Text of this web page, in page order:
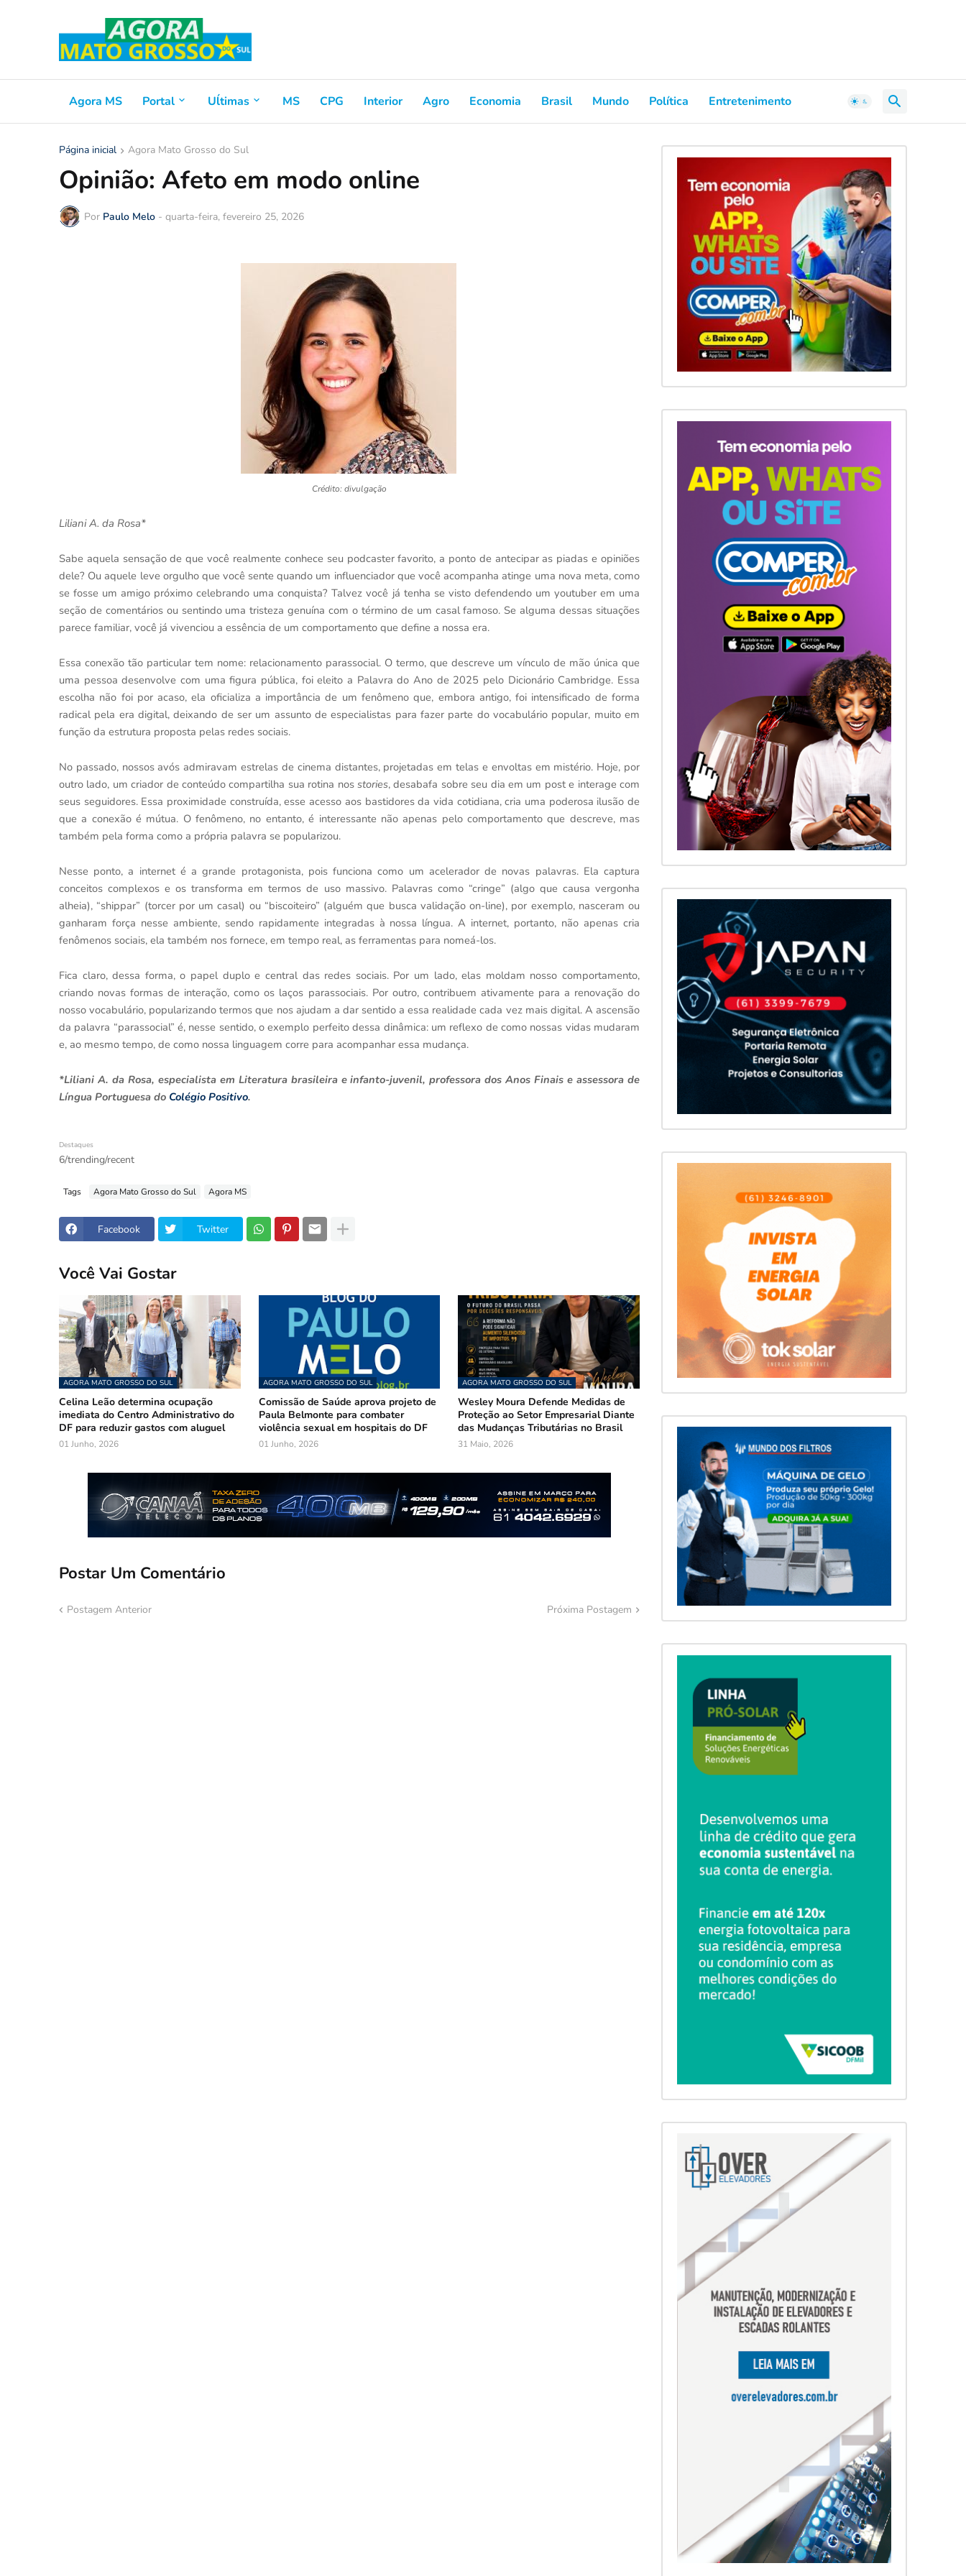
Agora MS Portal Uĺtimas MS CPG Interior Agro Economia Brasil Mundo Política Entretenimento
Página inicial Agora Mato Grosso do Sul
Opinião: Afeto em modo online
Por Paulo Melo - quarta-feira, fevereiro 25, 2026
Crédito: divulgação
Liliani A. da Rosa*
Sabe aquela sensação de que você realmente conhece seu podcaster favorito, a ponto de antecipar as piadas e opiniões
dele? Ou aquele leve orgulho que você sente quando um influenciador que você acompanha atinge uma nova meta, como
se fosse um amigo próximo celebrando uma conquista? Talvez você já tenha se visto defendendo um youtuber em uma
seção de comentários ou sentindo uma tristeza genuína com o término de um casal famoso. Se alguma dessas situações
parece familiar, você já vivenciou a essência de um comportamento que define a nossa era.
Essa conexão tão particular tem nome: relacionamento parassocial. O termo, que descreve um vínculo de mão única que
uma pessoa desenvolve com uma figura pública, foi eleito a Palavra do Ano de 2025 pelo Dicionário Cambridge. Essa
escolha não foi por acaso, ela oficializa a importância de um fenômeno que, embora antigo, foi intensificado de forma
radical pela era digital, deixando de ser um assunto de especialistas para fazer parte do vocabulário popular, muito em
função da estrutura proposta pelas redes sociais.
No passado, nossos avós admiravam estrelas de cinema distantes, projetadas em telas e envoltas em mistério. Hoje, por
outro lado, um criador de conteúdo compartilha sua rotina nos stories, desabafa sobre seu dia em um post e interage com
seus seguidores. Essa proximidade construída, esse acesso aos bastidores da vida cotidiana, cria uma poderosa ilusão de
que a conexão é mútua. O fenômeno, no entanto, é interessante não apenas pelo comportamento que descreve, mas
também pela forma como a própria palavra se popularizou.
Nesse ponto, a internet é a grande protagonista, pois funciona como um acelerador de novas palavras. Ela captura
conceitos complexos e os transforma em termos de uso massivo. Palavras como “cringe” (algo que causa vergonha
alheia), “shippar” (torcer por um casal) ou “biscoiteiro” (alguém que busca validação on-line), por exemplo, nasceram ou
ganharam força nesse ambiente, sendo rapidamente integradas à nossa língua. A internet, portanto, não apenas cria
fenômenos sociais, ela também nos fornece, em tempo real, as ferramentas para nomeá-los.
Fica claro, dessa forma, o papel duplo e central das redes sociais. Por um lado, elas moldam nosso comportamento,
criando novas formas de interação, como os laços parassociais. Por outro, contribuem ativamente para a renovação do
nosso vocabulário, popularizando termos que nos ajudam a dar sentido a essa realidade cada vez mais digital. A ascensão
da palavra “parassocial” é, nesse sentido, o exemplo perfeito dessa dinâmica: um reflexo de como nossas vidas mudaram
e, ao mesmo tempo, de como nossa linguagem corre para acompanhar essa mudança.
*Liliani A. da Rosa, especialista em Literatura brasileira e infanto-juvenil, professora dos Anos Finais e assessora de
Língua Portuguesa do Colégio Positivo.
Destaques
6/trending/recent
Tags Agora Mato Grosso do Sul Agora MS
Facebook Twitter
Você Vai Gostar
AGORA MATO GROSSO DO SUL
Celina Leão determina ocupação
imediata do Centro Administrativo do
DF para reduzir gastos com aluguel
01 Junho, 2026
AGORA MATO GROSSO DO SUL
Comissão de Saúde aprova projeto de
Paula Belmonte para combater
violência sexual em hospitais do DF
01 Junho, 2026
AGORA MATO GROSSO DO SUL
Wesley Moura Defende Medidas de
Proteção ao Setor Empresarial Diante
das Mudanças Tributárias no Brasil
31 Maio, 2026
Postar Um Comentário
Postagem Anterior Próxima Postagem